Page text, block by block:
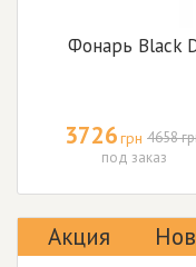
Фонарь Black
3726грн 4658
под заказ
Акция